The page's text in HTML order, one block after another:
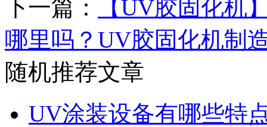
下一篇：
【UV胶固化机
哪里吗？UV胶固化机制
随机推荐文章
UV涂装设备有哪些特